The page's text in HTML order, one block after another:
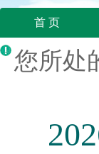
首 页
您所处